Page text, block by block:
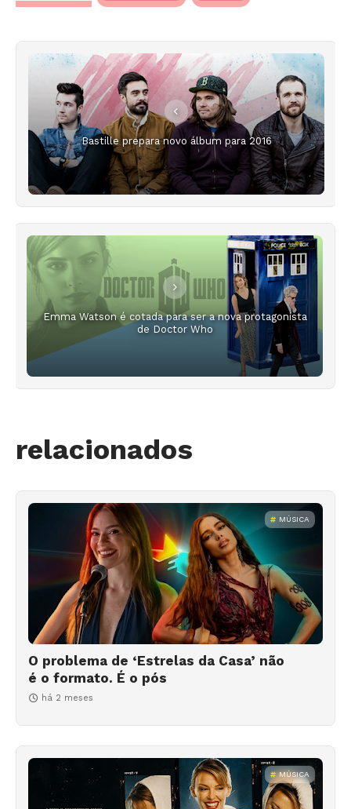
Bastille prepara novo álbum para 2016
Emma Watson é cotada para ser a nova protagonista
de Doctor Who
relacionados
MÚSICA
O problema de ‘Estrelas da Casa’ não
é o formato. É o pós
há 2 meses
MÚSICA